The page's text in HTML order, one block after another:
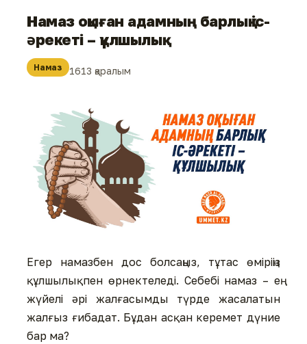
Намаз оқыған адамның барлық іс-
əрекеті – құлшылық
Намаз 1613 қаралым
Егер намазбен дос болсаңыз, тұтас өміріңіз
құлшылықпен өрнектеледі. Себебі намаз – ең
жүйелі əрі жалғасымды түрде жасалатын
жалғыз ғибадат. Бұдан асқан керемет дүние
бар ма?